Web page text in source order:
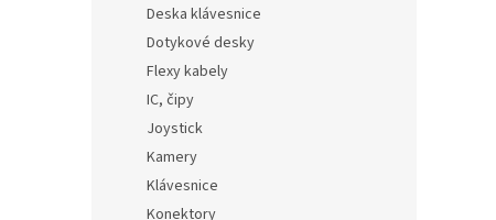
Deska klávesnice
Dotykové desky
Flexy kabely
IC, čipy
Joystick
Kamery
Klávesnice
Konektory